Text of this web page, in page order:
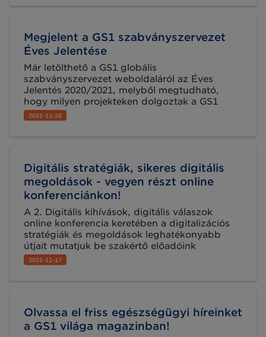
Megjelent a GS1 szabványszervezet
Éves Jelentése
Már letölthető a GS1 globális
szabványszervezet weboldaláról az Éves
Jelentés 2020/2021, melyből megtudható,
hogy milyen projekteken dolgoztak a GS1
szakértői szerte a világban az elmúlt üzleti
évben.
2021-11-28
Digitális stratégiák, sikeres digitális
megoldások - vegyen részt online
konferenciánkon!
A 2. Digitális kihívások, digitális válaszok
online konferencia keretében a digitalizációs
stratégiák és megoldások leghatékonyabb
útjait mutatjuk be szakértő előadóink
segítségével több iparágban, köztük az
élelmiszeriparban és kereskedelemben, a
2021-11-17
Olvassa el friss egészségügyi híreinket
a GS1 világa magazinban!